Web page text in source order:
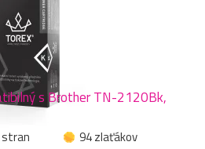
s Brother TN-2120Bk,
stran
94 zlaťákov